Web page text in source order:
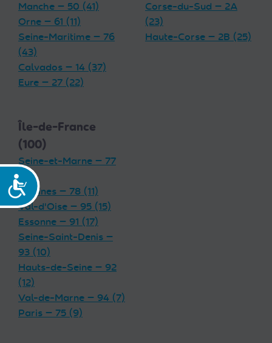
Accessibilité
Manche — 50 (41)
Orne — 61 (11)
Seine-Maritime — 76
(43)
Calvados — 14 (37)
Eure — 27 (22)
Corse-du-Sud — 2A
(23)
Haute-Corse — 2B (25)
Île-de-France
(100)
Seine-et-Marne — 77
(19)
Yvelines — 78 (11)
Val-d'Oise — 95 (15)
Essonne — 91 (17)
Seine-Saint-Denis —
93 (10)
Hauts-de-Seine — 92
(12)
Val-de-Marne — 94 (7)
Paris — 75 (9)